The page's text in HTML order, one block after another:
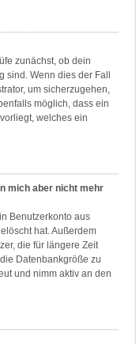
zunächst, ob dein
sind. Wenn dies der Fall
um sicherzugehen,
möglich, dass ein
welches ein
mich aber nicht mehr
Benutzerkonto aus
hat. Außerdem
die für längere Zeit
Datenbankgröße zu
und nimm aktiv an den